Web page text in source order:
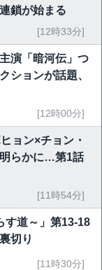
鎖が始まる
[12時33分]
演「暗河伝」つ
ションが話題、
[12時00分]
ョン×チョン・
らかに…第1話
[11時54分]
す道～」第13-18
切り
[11時30分]